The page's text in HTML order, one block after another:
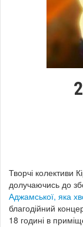
Творчі колективи
долучаючись до
Аджамської, яка
благодійний
18 годині в